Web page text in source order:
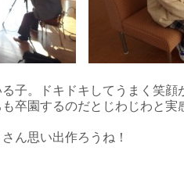
子。ドキドキしてうまく笑
卒園するのだとじわじわと実
ん思い出作ろうね！